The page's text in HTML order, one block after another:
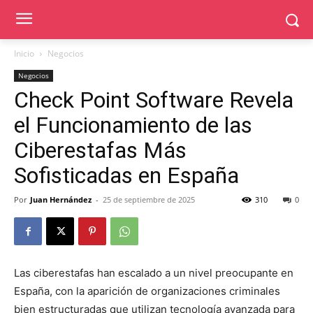
Inicio Negocios
Negocios
Check Point Software Revela
el Funcionamiento de las
Ciberestafas Más
Sofisticadas en España
Por Juan Hernández - 25 de septiembre de 2025 0
310
Las ciberestafas han escalado a un nivel preocupante en
España, con la aparición de organizaciones criminales
bien estructuradas que utilizan tecnología avanzada para